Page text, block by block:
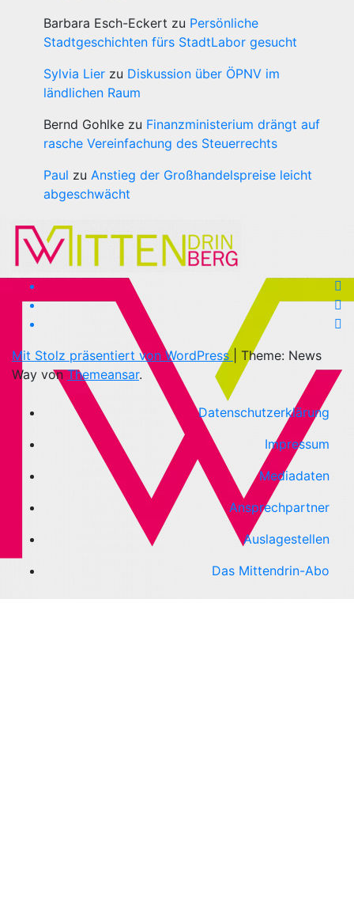
Barbara Esch-Eckert zu Persönliche
Stadtgeschichten fürs StadtLabor gesucht
Sylvia Lier zu Diskussion über ÖPNV im
ländlichen Raum
Bernd Gohlke zu Finanzministerium drängt auf
rasche Vereinfachung des Steuerrechts
Paul zu Anstieg der Großhandelspreise leicht
abgeschwächt
Mit Stolz präsentiert von WordPress
Theme: News
Way vonThemeansar.
Datenschutzerklärung
Impressum
Mediadaten
Ansprechpartner
Auslagestellen
Das Mittendrin-Abo